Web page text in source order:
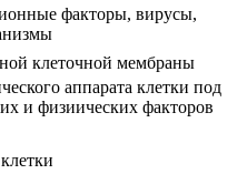
факторы, вирусы,
клеточной мембраны
аппарата клетки под
и физиических факторов